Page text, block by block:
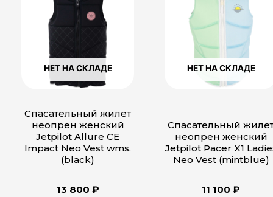
НЕТ НА СКЛАДЕ
Спасательный жилет
неопрен женский
Jetpilot Allure CE
Impact Neo Vest wms.
(black)
13 800 ₽
несколько
вариаций.
странице
НЕТ НА СКЛАДЕ
Спасательный
неопрен женский
Jetpilot Pacer X1
Neo Vest (mintblue)
11 100 ₽
несколько
вариаций.
можно
на
странице